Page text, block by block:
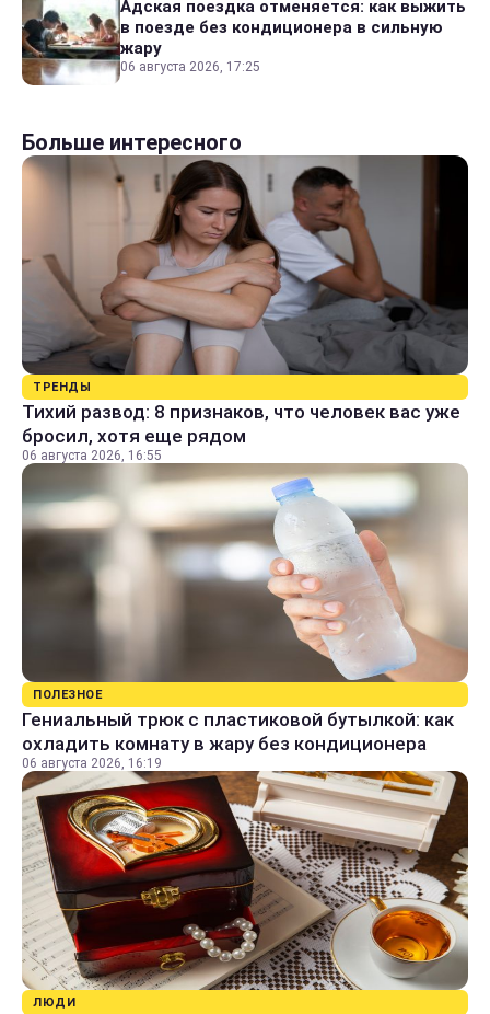
Адская поездка отменяется: как выжить
в поезде без кондиционера в сильную
жару
06 августа 2026, 17:25
Больше интересного
ТРЕНДЫ
Тихий развод: 8 признаков, что человек вас уже
бросил, хотя еще рядом
06 августа 2026, 16:55
ПОЛЕЗНОЕ
Гениальный трюк с пластиковой бутылкой: как
охладить комнату в жару без кондиционера
06 августа 2026, 16:19
ЛЮДИ